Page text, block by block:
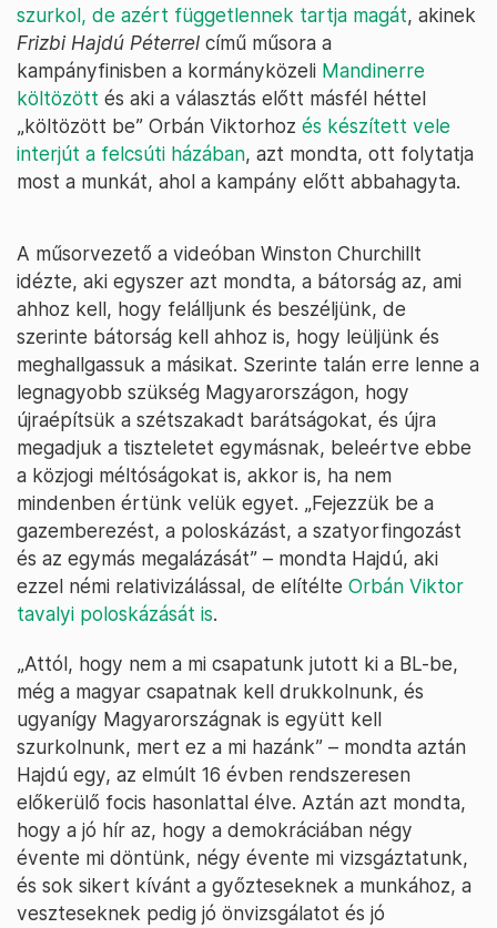
szurkol, de azért függetlennek tartja magát, akinek
Frizbi Hajdú Péterrel című műsora a
kampányfinisben a kormányközeli Mandinerre
költözött és aki a választás előtt másfél héttel
„költözött be” Orbán Viktorhoz és készített vele
interjút a felcsúti házában, azt mondta, ott folytatja
most a munkát, ahol a kampány előtt abbahagyta.
A műsorvezető a videóban Winston Churchillt
idézte, aki egyszer azt mondta, a bátorság az, ami
ahhoz kell, hogy felálljunk és beszéljünk, de
szerinte bátorság kell ahhoz is, hogy leüljünk és
meghallgassuk a másikat. Szerinte talán erre lenne a
legnagyobb szükség Magyarországon, hogy
újraépítsük a szétszakadt barátságokat, és újra
megadjuk a tiszteletet egymásnak, beleértve ebbe
a közjogi méltóságokat is, akkor is, ha nem
mindenben értünk velük egyet. „Fejezzük be a
gazemberezést, a poloskázást, a szatyorfingozást
és az egymás megalázását” – mondta Hajdú, aki
ezzel némi relativizálással, de elítélte Orbán Viktor
tavalyi poloskázását is.
„Attól, hogy nem a mi csapatunk jutott ki a BL-be,
még a magyar csapatnak kell drukkolnunk, és
ugyanígy Magyarországnak is együtt kell
szurkolnunk, mert ez a mi hazánk” – mondta aztán
Hajdú egy, az elmúlt 16 évben rendszeresen
előkerülő focis hasonlattal élve. Aztán azt mondta,
hogy a jó hír az, hogy a demokráciában négy
évente mi döntünk, négy évente mi vizsgáztatunk,
és sok sikert kívánt a győzteseknek a munkához, a
veszteseknek pedig jó önvizsgálatot és jó